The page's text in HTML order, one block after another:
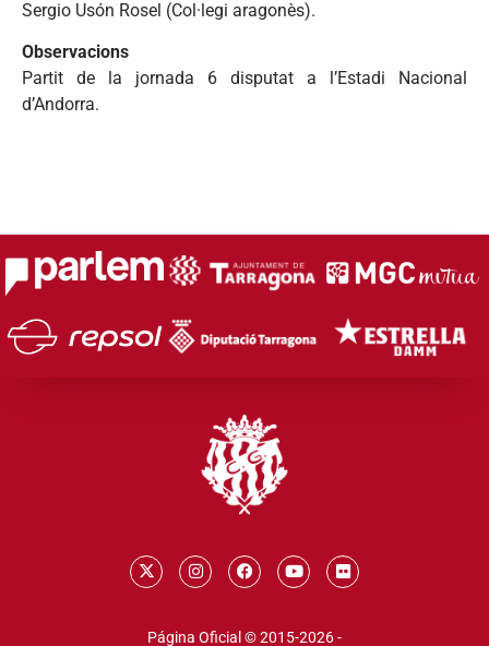
Sergio Usón Rosel (Col·legi aragonès).
Observacions
Partit de la jornada 6 disputat a l’Estadi Nacional
d’Andorra.
Página Oficial © 2015-2026 -